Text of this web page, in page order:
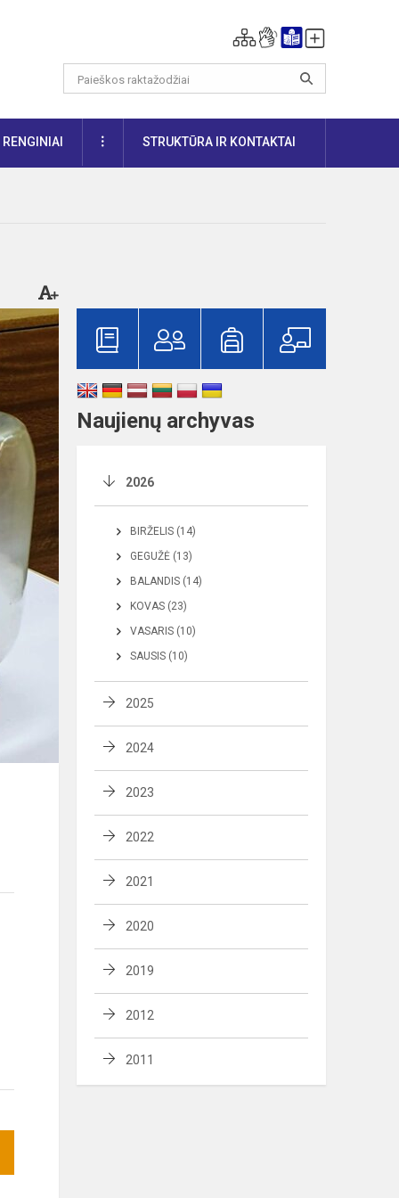
RENGINIAI DAUGIAUSTRUKTŪRA IR KONTAKTAI
Naujienų archyvas
2026
BIRŽELIS (14)
GEGUŽĖ (13)
BALANDIS (14)
KOVAS (23)
VASARIS (10)
SAUSIS (10)
2025
2024
2023
2022
2021
2020
2019
2012
2011